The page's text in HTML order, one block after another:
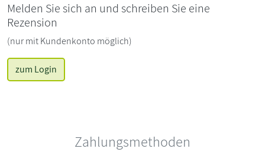
Melden Sie sich an und schreiben Sie eine
Rezension
(nur mit Kundenkonto möglich)
zum Login
Zahlungsmethoden